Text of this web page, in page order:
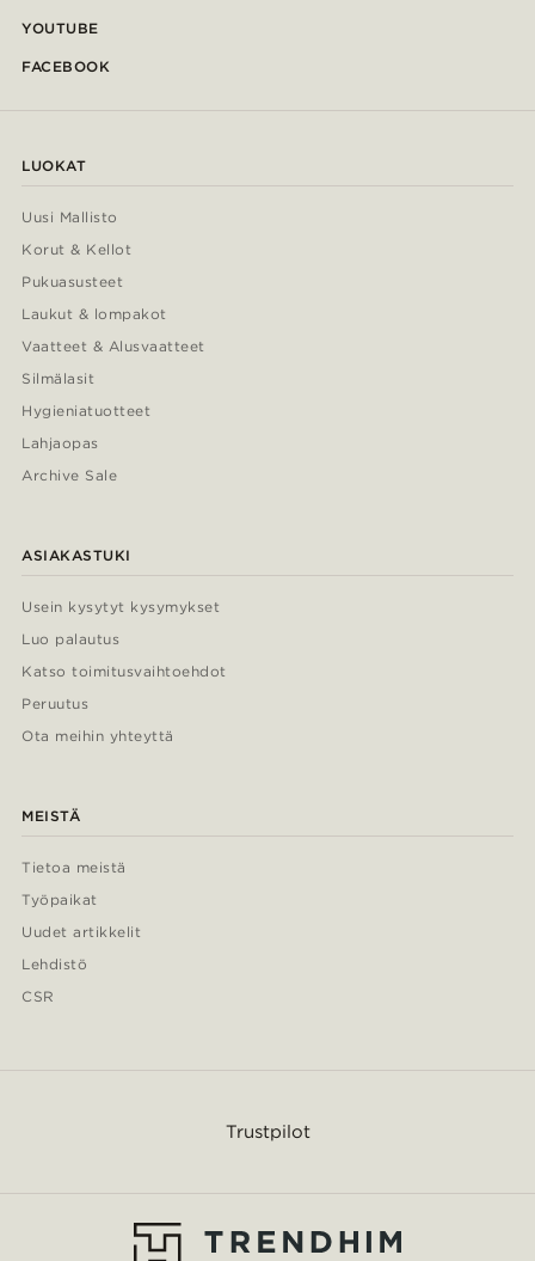
YOUTUBE
FACEBOOK
LUOKAT
Uusi Mallisto
Korut & Kellot
Pukuasusteet
Laukut & lompakot
Vaatteet & Alusvaatteet
Silmälasit
Hygieniatuotteet
Lahjaopas
Archive Sale
ASIAKASTUKI
Usein kysytyt kysymykset
Luo palautus
Katso toimitusvaihtoehdot
Peruutus
Ota meihin yhteyttä
MEISTÄ
Tietoa meistä
Työpaikat
Uudet artikkelit
Lehdistö
CSR
Trustpilot